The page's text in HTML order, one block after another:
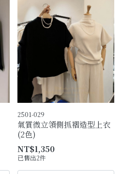
2501-029
氣質微立領側抓褶造型上衣
(2色)
NT$1,350
已售出2件